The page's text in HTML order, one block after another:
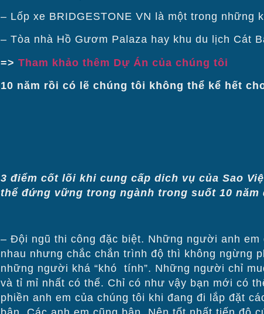
– Lốp xe BRIDGESTONE VN là một trong những
– Tòa nhà Hồ Gươm Palaza hay khu du lịch Cát
=> Tham khảo thêm Dự Án của chúng tôi
10 năm rồi có lẽ chúng tôi không thể kể hết
3 điểm cốt lõi khi cung cấp dich vụ của Sao
thể đứng vững trong ngành trong suốt 10 năm
– Đội ngũ thi công đặc biệt. Những người anh
nhau nhưng chắc chắn trình độ thì không ngừng
những người khá “khó tính”. Những người chỉ
và tỉ mỉ nhất có thể. Chỉ có như vậy bạn mới có
phiền anh em của chúng tôi khi đang đi lắp đặt